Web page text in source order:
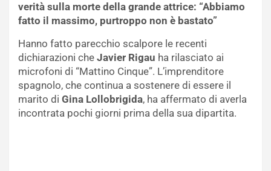
verità sulla morte della grande attrice: “Abbiamo
fatto il massimo, purtroppo non è bastato”
Hanno fatto parecchio scalpore le recenti
dichiarazioni che Javier Rigau ha rilasciato ai
microfoni di “Mattino Cinque”. L’imprenditore
spagnolo, che continua a sostenere di essere il
marito di Gina Lollobrigida, ha affermato di averla
incontrata pochi giorni prima della sua dipartita.